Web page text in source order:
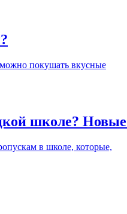
покушать вкусные
школе?
в школе, которые,